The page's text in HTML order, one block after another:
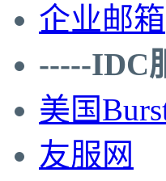
企业邮箱
-----IDC
美国
友服网